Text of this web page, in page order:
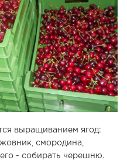
выращиванием ягод:
смородина,
- собирать черешню.